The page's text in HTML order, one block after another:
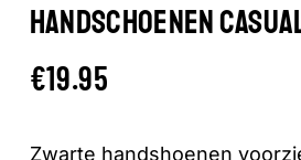
HANDSCHOENEN
€19.95
Zwarte handshoenen